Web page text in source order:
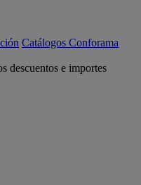
Catálogos Conforama
descuentos e importes